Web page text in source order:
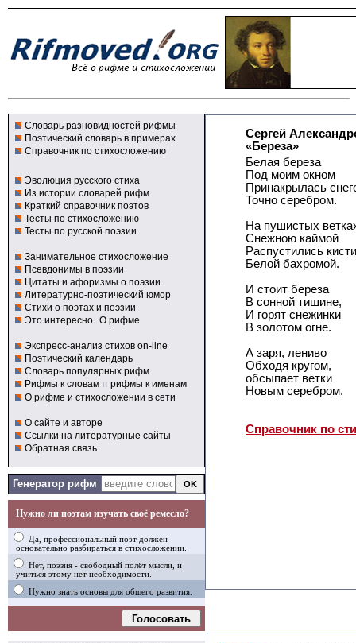
Словарь разновидностей рифмы
Поэтический словарь в примерах
Справочник по стихосложению
Эволюция русского стиха
Из истории словарей рифм
Краткий справочник поэтов
Тесты по стихосложению
Тесты по русской поэзии
Занимательное стихосложение
Псевдонимы в поэзии
Цитаты и афоризмы о поэзии
Литературно-поэтический юмор
Стихи о поэтах и поэзии
Это интересно О рифме
Экспресс-анализ стихов on-line
Поэтический календарь
Словарь популярных рифм
Рифмы к словам и рифмы к именам
О рифме и стихосложении в сети
О сайте и авторе
Ссылки на литературные сайты
Обратная связь
Генератор рифм
Нужно ли поэтам изучать своё ремесло?
Да, профессиональный поэт должен
основательно разбираться в стихосложении.
Нет, поэзия - свободный полёт мысли, и
учиться этому нет необходимости.
Нужно знать основы для общего развития.
Голосовать
Сергей
«Береза»
Белая береза
Под моим окном
Принакрылась
Точно серебром.
На пушистых
Снежною каймой
Распустились кисти
Белой бахромой.
И стоит береза
В сонной тишине,
И горят снежинки
В золотом огне.
А заря, лениво
Обходя кругом,
обсыпает ветки
Новым серебром.
Справочник по